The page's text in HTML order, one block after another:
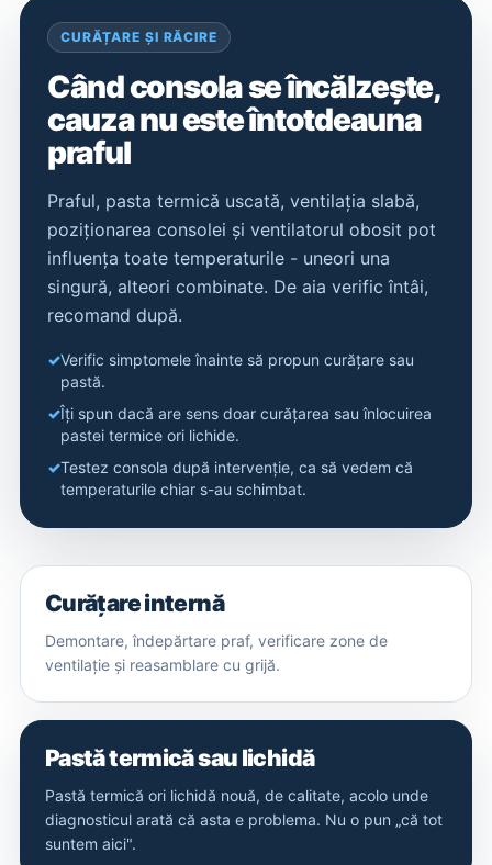
CURĂȚARE ȘI RĂCIRE
Când consola se încălzește,
cauza nu este întotdeauna
praful
Praful, pasta termică uscată, ventilația slabă,
poziționarea consolei și ventilatorul obosit pot
influența toate temperaturile - uneori una
singură, alteori combinate. De aia verific întâi,
recomand după.
Verific simptomele înainte să propun curățare sau
pastă.
Îți spun dacă are sens doar curățarea sau înlocuirea
pastei termice ori lichide.
Testez consola după intervenție, ca să vedem că
temperaturile chiar s-au schimbat.
Curățare internă
Demontare, îndepărtare praf, verificare zone de
ventilație și reasamblare cu grijă.
Pastă termică sau lichidă
Pastă termică ori lichidă nouă, de calitate, acolo unde
diagnosticul arată că asta e problema. Nu o pun „că tot
suntem aici".